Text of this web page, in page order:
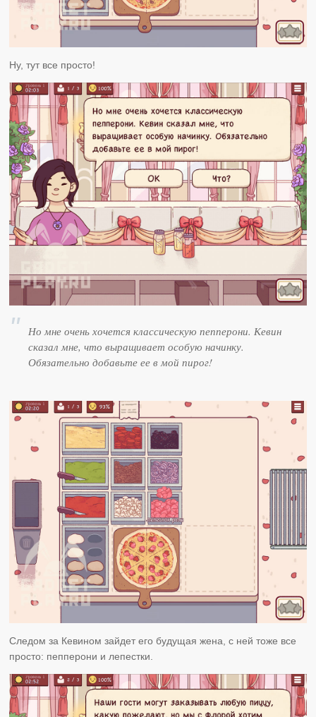
Ну, тут все просто!
Но мне очень хочется классическую пепперони. Кевин
сказал мне, что выращивает особую начинку.
Обязательно добавьте ее в мой пирог!
Следом за Кевином зайдет его будущая жена, с ней тоже все
просто: пепперони и лепестки.